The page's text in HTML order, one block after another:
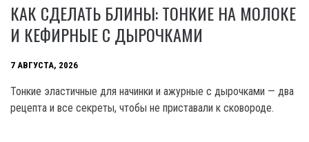
КАК СДЕЛАТЬ БЛИНЫ: ТОНКИЕ НА МОЛОКЕ
И КЕФИРНЫЕ С ДЫРОЧКАМИ
7 АВГУСТА, 2026
Тонкие эластичные для начинки и ажурные с дырочками — два
рецепта и все секреты, чтобы не приставали к сковороде.